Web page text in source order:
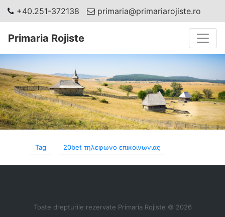
+40.251-372138 primaria@primariarojiste.ro
Primaria Rojiste
Tag 20bet τηλεφωνο επικοινωνιας
Toate drepturile rezervate Primaria Rojiste © 2026